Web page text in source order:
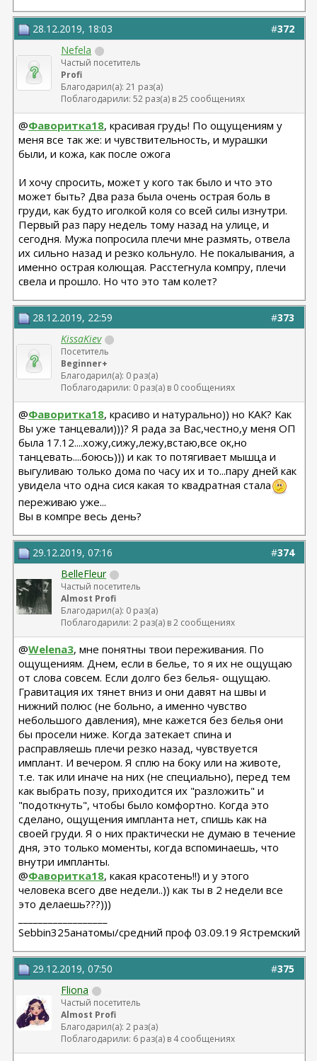
#372
28.12.2019, 18:03
Nefela
Частый посетитель
Profi
Благодарил(а): 21 раз(а)
Поблагодарили: 52 раз(а) в 25 сообщениях
@Фаворитка18, красивая грудь! По ощущениям у
меня все так же: и чувствительность, и мурашки
были, и кожа, как после ожога
И хочу спросить, может у кого так было и что это
может быть? Два раза была очень острая боль в
груди, как будто иголкой коля со всей силы изнутри.
Первый раз пару недель тому назад на улице, и
сегодня. Мужа попросила плечи мне размять, отвела
их сильно назад и резко кольнуло. Не покалывания, а
именно острая колющая. Расстегнула компру, плечи
свела и прошло. Но что это там колет?
#373
28.12.2019, 22:59
KissaKiev
Посетитель
Beginner+
Благодарил(а): 0 раз(а)
Поблагодарили: 0 раз(а) в 0 сообщениях
@Фаворитка18, красиво и натурально)) но КАК? Как
Вы уже танцевали)))? Я рада за Вас,честно,у меня ОП
была 17.12....хожу,сижу,лежу,встаю,все ок,но
танцевать....боюсь))) и как то потягивает мышца и
выгуливаю только дома по часу их и то...пару дней как
увидела что одна сися какая то квадратная стала
переживаю уже...
Вы в компре весь день?
#374
29.12.2019, 07:16
BelleFleur
Частый посетитель
Almost Profi
Благодарил(а): 0 раз(а)
Поблагодарили: 2 раз(а) в 2 сообщениях
@Welena3, мне понятны твои переживания. По
ощущениям. Днем, если в белье, то я их не ощущаю
от слова совсем. Если долго без белья- ощущаю.
Гравитация их тянет вниз и они давят на швы и
нижний полюс (не больно, а именно чувство
небольшого давления), мне кажется без белья они
бы просели ниже. Когда затекает спина и
расправляешь плечи резко назад, чувствуется
имплант. И вечером. Я сплю на боку или на животе,
т.е. так или иначе на них (не специально), перед тем
как выбрать позу, приходится их "разложить" и
"подоткнуть", чтобы было комфортно. Когда это
сделано, ощущения импланта нет, спишь как на
своей груди. Я о них практически не думаю в течение
дня, это только моменты, когда вспоминаешь, что
внутри импланты.
@Фаворитка18, какая красотень!!) и у этого
человека всего две недели..)) как ты в 2 недели все
это делаешь???)))
Sebbin325анатомы/средний проф 03.09.19 Ястремский
#375
29.12.2019, 07:50
Fliona
Частый посетитель
Almost Profi
Благодарил(а): 2 раз(а)
Поблагодарили: 6 раз(а) в 4 сообщениях